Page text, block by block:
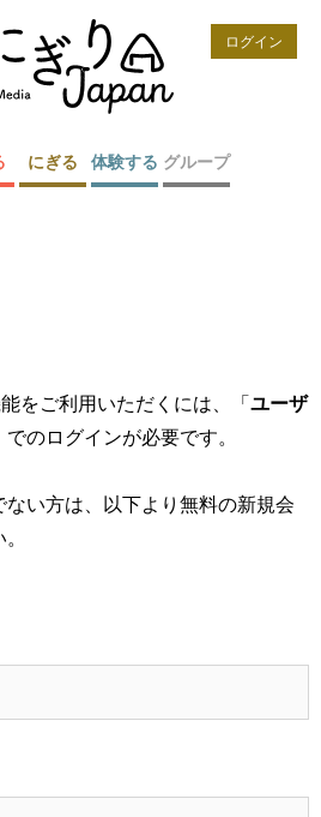
ログイン
にぎる 体験する グループ
をご利用いただくには、「ユーザ
でのログインが必要です。
い方は、以下より無料の新規会